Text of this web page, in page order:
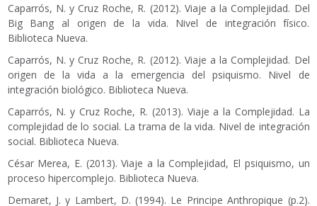
Caparrós, N. y Cruz Roche, R. (2012). Viaje a la Complejidad. Del
Big Bang al origen de la vida. Nivel de integración físico.
Biblioteca Nueva.
Caparrós, N. y Cruz Roche, R. (2012). Viaje a la Complejidad. Del
origen de la vida a la emergencia del psiquismo. Nivel de
integración biológico. Biblioteca Nueva.
Caparrós, N. y Cruz Roche, R. (2013). Viaje a la Complejidad. La
complejidad de lo social. La trama de la vida. Nivel de integración
social. Biblioteca Nueva.
César Merea, E. (2013). Viaje a la Complejidad, El psiquismo, un
proceso hipercomplejo. Biblioteca Nueva.
Demaret, J. y Lambert, D. (1994). Le Principe Anthropique (p.2).